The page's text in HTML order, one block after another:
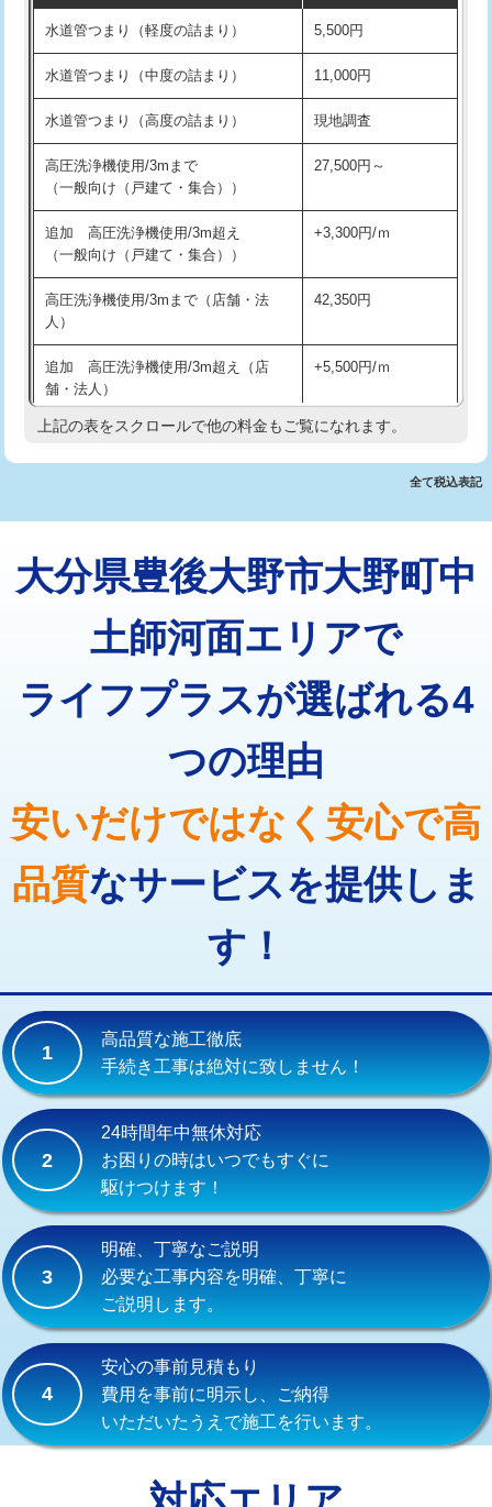
洗面台設置 38,500円
化粧台設置 22,000円
追加人工 16,500円
廃棄・処分 現場見積
※給水管工事は20mmまでの価格です。
交換・取付(排水栓・排水トラップ
22,000円+材料費
持込商品取付（混合水栓）
持込商品取付（浄水器・分岐水栓） 16,500円
業）
排水管工事（追加 排水管工事/3ｍ超
え）
マス交換（土の掘削・埋め戻し作業） 11,000円~
マス交換（深さ50㎝以上） 66,000円
コンクリート斫り（厚さ10㎝超え） 38,500円
モルタル補修（厚さ10㎝まで） 27,500円
16,500円
廃棄・処分 現場見積
水道管つまり（軽度の詰まり） 5,500円
水道管つまり（中度の詰まり） 11,000円
水道管つまり（高度の詰まり） 現地調査
高圧洗浄機使用/3mまで
（一般向け（戸建て・集合））
27,500円～
追加 高圧洗浄機使用/3m超え
（一般向け（戸建て・集合））
+3,300円/ｍ
高圧洗浄機使用/3mまで（店舗・法
人）
42,350円
追加 高圧洗浄機使用/3m超え（店
舗・法人）
+5,500円/ｍ
高度高圧洗浄換 現地調査
トーラー機使用/3mまで 33,000円
追加トーラー機使用/3m超え +3,300円
カメラ調査
8,800円
止水・漏水調査・防水処理・清掃・修
11,000円
止水・漏水調査・防水処理・清掃・修
22,000円
止水・漏水調査・防水処理・清掃・修
理・調整・分解・加工など（重作業）
33,000円
その他部品の脱着 8,800円～
交換・取付(単水栓（壁付・デッキ
式）)
13,200円+材料費
交換・取付(混合水栓（壁付・デッキ
式・ワンホール）)
16,500円+材料費
交換・取付(排水栓・排水トラップ
（P/S/ポップアップ））
交換・取付（その他部品）
持込商品取付（単水栓）
持込商品取付（混合水栓） 16,500円
持込商品取付（浄水器・分岐水栓） 16,500円
給水管工事※（ホール加工)
給水管工事※（バンド止め) 3,300円
上記の表をスクロールで他の料金もご覧になれます。
全て税込表記
大分県豊後大野市大野町中
土師河面エリアで
ライフプラスが選ばれる4
つの理由
安いだけではなく安心で高
品質なサービスを提供しま
す！
1
高品質な施工徹底
手続き工事は絶対に致しません！
2
24時間年中無休対応
お困りの時はいつでもすぐに
駆けつけます！
3
明確、丁寧なご説明
必要な工事内容を明確、丁寧に
ご説明します。
4
安心の事前見積もり
費用を事前に明示し、ご納得
いただいたうえで施工を行います。